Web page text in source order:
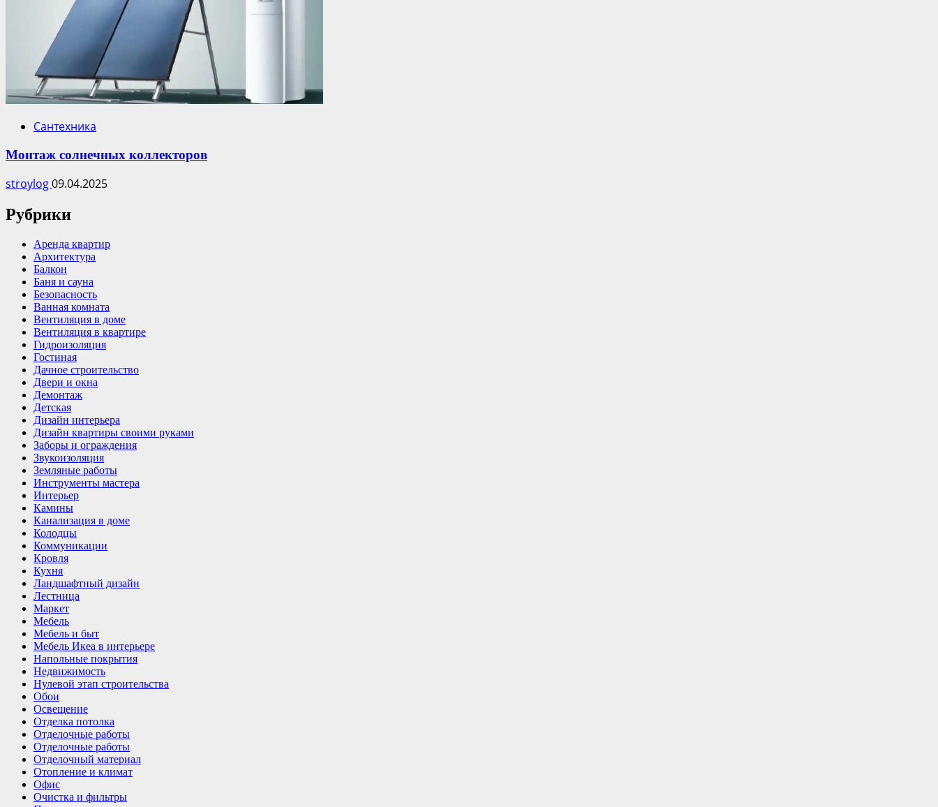
Сантехника
Монтаж солнечных коллекторов
stroylog09.04.2025
Рубрики
Аренда квартир
Архитектура
Балкон
Баня и сауна
Безопасность
Ванная комната
Вентиляция в доме
Вентиляция в квартире
Гидроизоляция
Гостиная
Дачное строительство
Двери и окна
Демонтаж
Детская
Дизайн интерьера
Дизайн квартиры своими руками
Заборы и ограждения
Звукоизоляция
Земляные работы
Инструменты мастера
Интерьер
Камины
Канализация в доме
Колодцы
Коммуникации
Кровля
Кухня
Ландшафтный дизайн
Лестница
Маркет
Мебель
Мебель и быт
Мебель Икеа в интерьере
Напольные покрытия
Недвижимость
Нулевой этап строительства
Обои
Освещение
Отделка потолка
Отделочные работы
Отделочные работы
Отделочный материал
Отопление и климат
Офис
Очистка и фильтры